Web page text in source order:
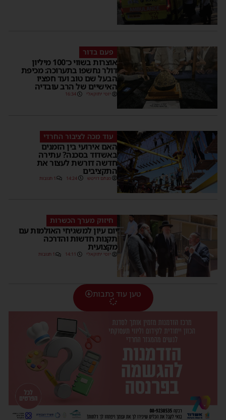
פעם בדור
אוצרות בשווי כ־100 מיליון
דולר נחשפו בתערוכה: מכיפת
הבעל שם טוב ועד חפציו
האישיים של הרב עובדיה
יוסי יחזקאלי 16:34
עוד מכה לציבור החרדי
האם אירועי בין הזמנים
באשדוד בסכנה? עתירה
חדשה דורשת לעצור את
התקציבים
מנחם דויטש 14:24 1 תגובות
חיזוק מערך הכשרות
יום עיון למשגיחי האולמות עם
תקנות חדשות והדרכה
מקצועית
יוסי יחזקאלי 14:11 1 תגובות
טען עוד כתבות